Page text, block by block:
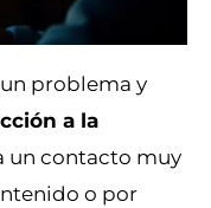
problema y
a la
un contacto muy
o por